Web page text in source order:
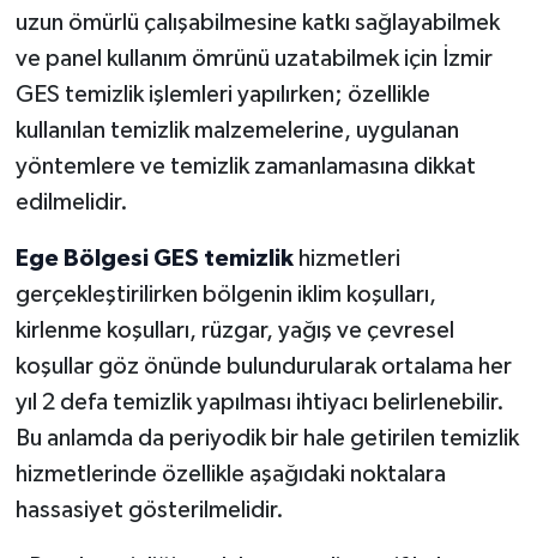
uzun ömürlü çalışabilmesine katkı sağlayabilmek
ve panel kullanım ömrünü uzatabilmek için İzmir
GES temizlik işlemleri yapılırken; özellikle
kullanılan temizlik malzemelerine, uygulanan
yöntemlere ve temizlik zamanlamasına dikkat
edilmelidir.
Ege Bölgesi GES temizlikhizmetleri
gerçekleştirilirken bölgenin iklim koşulları,
kirlenme koşulları, rüzgar, yağış ve çevresel
koşullar göz önünde bulundurularak ortalama her
yıl 2 defa temizlik yapılması ihtiyacı belirlenebilir.
Bu anlamda da periyodik bir hale getirilen temizlik
hizmetlerinde özellikle aşağıdaki noktalara
hassasiyet gösterilmelidir.